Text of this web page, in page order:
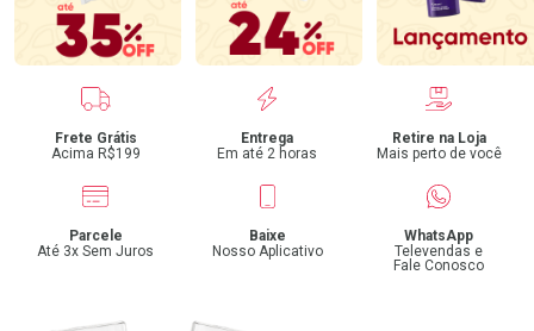
Benefícios
Frete Grátis
Acima R$199
Entrega
Em até 2 horas
Retire na Loja
Mais perto de você
Parcele
Até 3x Sem Juros
Baixe
Nosso Aplicativo
WhatsApp
Televendas e
Fale Conosco